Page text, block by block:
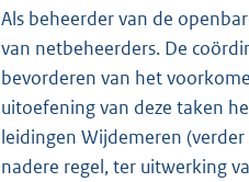
Als beheerder van de
van netbeheerders. De
bevorderen van het
uitoefening van deze taken
leidingen Wijdemeren
nadere regel, ter uitwerking